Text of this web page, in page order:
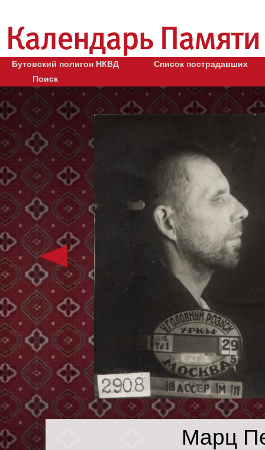
Бутовский полигон НКВД
Список пострадавших
Поиск
Марц